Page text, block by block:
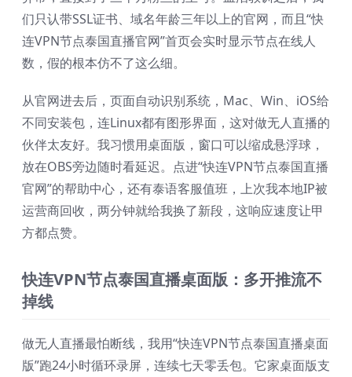
们只认带SSL证书、域名年龄三年以上的官网，而且“快
连VPN节点泰国直播官网”首页会实时显示节点在线人
数，假的根本仿不了这么细。
从官网进去后，页面自动识别系统，Mac、Win、iOS给
不同安装包，连Linux都有图形界面，这对做无人直播的
伙伴太友好。我习惯用桌面版，窗口可以缩成悬浮球，
放在OBS旁边随时看延迟。点进“快连VPN节点泰国直播
官网”的帮助中心，还有泰语客服值班，上次我本地IP被
运营商回收，两分钟就给我换了新段，这响应速度让甲
方都点赞。
快连VPN节点泰国直播桌面版：多开推流不
掉线
做无人直播最怕断线，我用“快连VPN节点泰国直播桌面
版”跑24小时循环录屏，连续七天零丢包。它家桌面版支